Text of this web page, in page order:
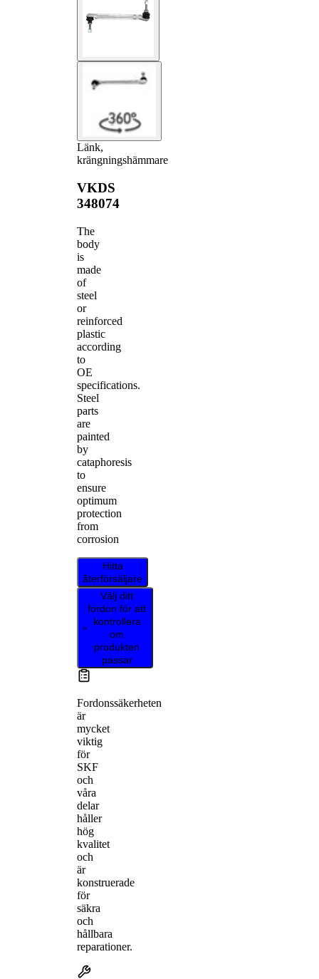
Länk,
krängningshämmare
VKDS
348074
The
body
is
made
of
steel
or
reinforced
plastic
according
to
OE
specifications.
Steel
parts
are
painted
by
cataphoresis
to
ensure
optimum
protection
from
corrosion
Hitta
återförsäljare
Välj ditt
fordon för att
kontrollera
om
produkten
passar
Fordonssäkerheten
är
mycket
viktig
för
SKF
och
våra
delar
håller
hög
kvalitet
och
är
konstruerade
för
säkra
och
hållbara
reparationer.